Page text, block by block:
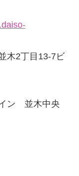
木2丁目13-7ビ
ン 並木中央